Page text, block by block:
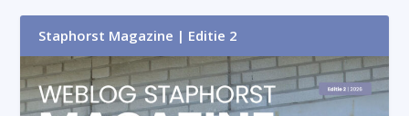
Staphorst Magazine | Editie 2